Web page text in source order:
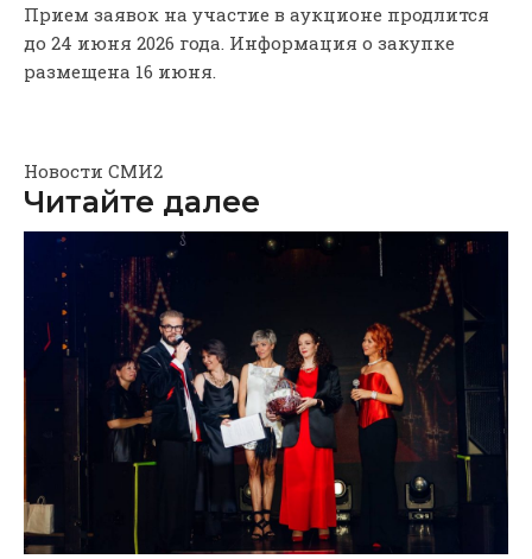
Прием заявок на участие в аукционе продлится
до 24 июня 2026 года. Информация о закупке
размещена 16 июня.
Новости СМИ2
Читайте далее